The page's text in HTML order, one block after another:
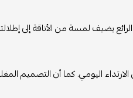
يضيف لمسة من الأناقة إلى
اليومي. كما أن التصميم